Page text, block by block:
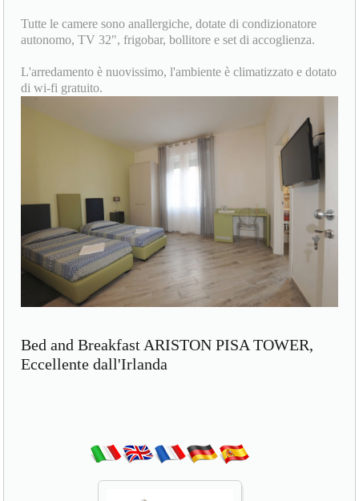
Tutte le camere sono anallergiche, dotate di condizionatore
autonomo, TV 32", frigobar, bollitore e set di accoglienza.
L'arredamento è nuovissimo, l'ambiente è climatizzato e dotato
di wi-fi gratuito.
Bed and Breakfast ARISTON PISA TOWER,
Eccellente dall'Irlanda